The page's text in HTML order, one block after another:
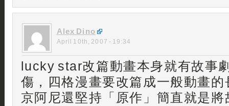
Alex Dino
April 10th, 2007 - 19:34
lucky star改篇動畫本身就有故事
傷，四格漫畫要改篇成一般動畫
京阿尼還堅持「原作」簡直就是